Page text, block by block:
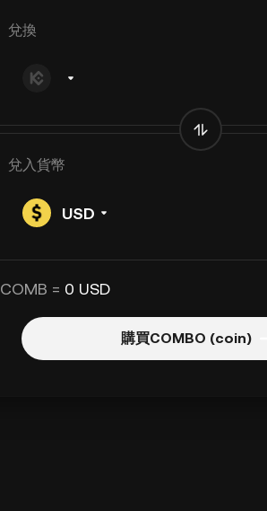
兌換
兌入貨幣
USD
= 0 USD
購買COMBO (coin)